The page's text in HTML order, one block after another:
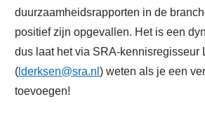
duurzaamheidsrapporten in de
positief zijn opgevallen. Het is een
dus laat het via SRA-kennisregisseur
( lderksen@sra.nl ) weten als je een
toevoegen!